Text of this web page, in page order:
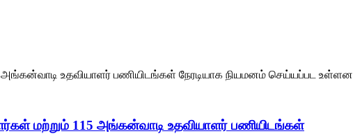
மற்றும் 115 அங்கன்வாடி உதவியாளர் பணியிடங்கள்